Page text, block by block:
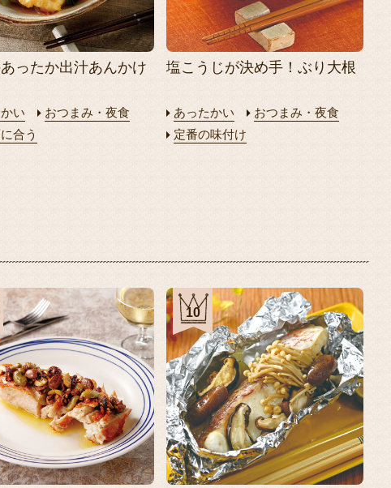
ったか出汁あんかけ
い
おつまみ・夜食
合う
塩こうじが決め手！ぶり大根
あったかい
おつまみ・夜食
定番の味付け
10